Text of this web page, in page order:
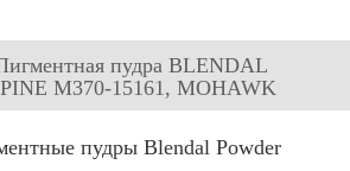
пудра BLENDAL
M370-15161, MOHAWK
пудры Blendal Powder